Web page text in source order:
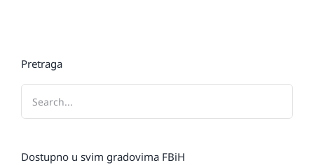
Pretraga
Dostupno u svim gradovima FBiH